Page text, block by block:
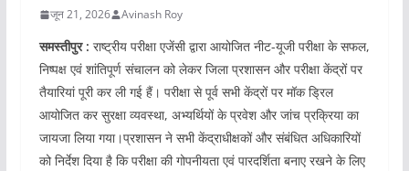
जून 21, 2026 Avinash Roy
समस्तीपुर : राष्ट्रीय परीक्षा एजेंसी द्वारा आयोजित नीट-यूजी परीक्षा के सफल,
निष्पक्ष एवं शांतिपूर्ण संचालन को लेकर जिला प्रशासन और परीक्षा केंद्रों पर
तैयारियां पूरी कर ली गई हैं। परीक्षा से पूर्व सभी केंद्रों पर मॉक ड्रिल
आयोजित कर सुरक्षा व्यवस्था, अभ्यर्थियों के प्रवेश और जांच प्रक्रिया का
जायजा लिया गया।प्रशासन ने सभी केंद्राधीक्षकों और संबंधित अधिकारियों
को निर्देश दिया है कि परीक्षा की गोपनीयता एवं पारदर्शिता बनाए रखने के लिए